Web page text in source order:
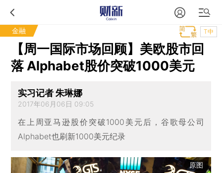
金融 T中
【周一国际市场回顾】美欧股市回
落 Alphabet股价突破1000美元
实习记者 朱琳娜
2017年06月06日 09:05
在上周亚马逊股价突破1000美元后，谷歌母公司
Alphabet也刷新1000美元纪录
原图